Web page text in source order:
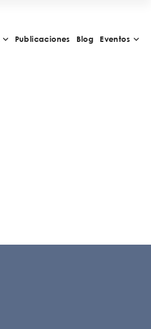
Publicaciones Blog Eventos